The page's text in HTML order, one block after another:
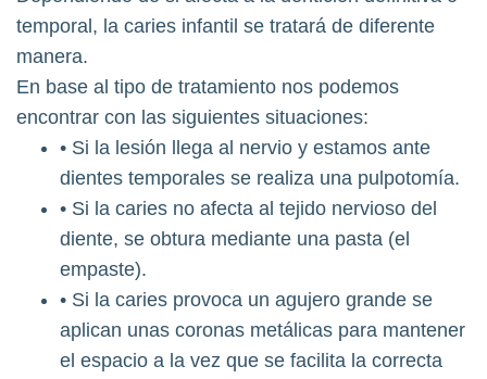
temporal, la caries infantil se tratará de diferente
manera.
En base al tipo de tratamiento nos podemos
encontrar con las siguientes situaciones:
• Si la lesión llega al nervio y estamos ante
dientes temporales se realiza una pulpotomía.
• Si la caries no afecta al tejido nervioso del
diente, se obtura mediante una pasta (el
empaste).
• Si la caries provoca un agujero grande se
aplican unas coronas metálicas para mantener
el espacio a la vez que se facilita la correcta